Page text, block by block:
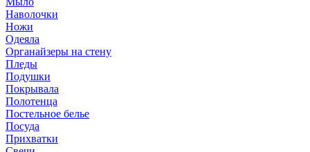
Наволочки
Ножи
Одеяла
Органайзеры на стену
Пледы
Подушки
Покрывала
Полотенца
Постельное белье
Посуда
Прихватки